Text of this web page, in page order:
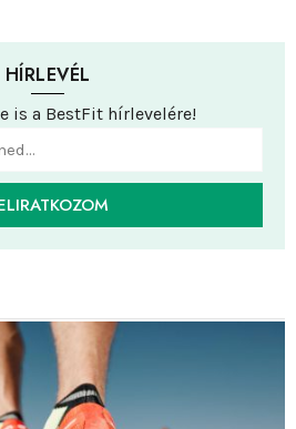
HÍRLEVÉL
is a BestFit hírlevelére!